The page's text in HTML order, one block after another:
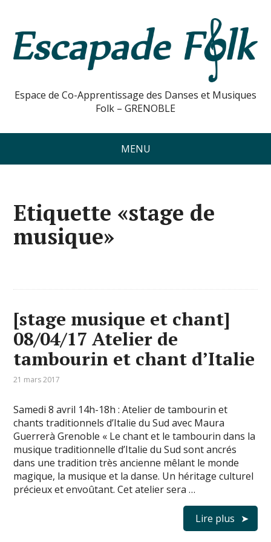
Espace de Co-Apprentissage des Danses et Musiques
Folk – GRENOBLE
MENU
Etiquette «stage de
musique»
[stage musique et chant]
08/04/17 Atelier de
tambourin et chant d’Italie
21 mars 2017
Samedi 8 avril 14h-18h : Atelier de tambourin et
chants traditionnels d’Italie du Sud avec Maura
Guerrerà Grenoble « Le chant et le tambourin dans la
musique traditionnelle d’Italie du Sud sont ancrés
dans une tradition très ancienne mêlant le monde
magique, la musique et la danse. Un héritage culturel
précieux et envoûtant. Cet atelier sera …
Lire plus